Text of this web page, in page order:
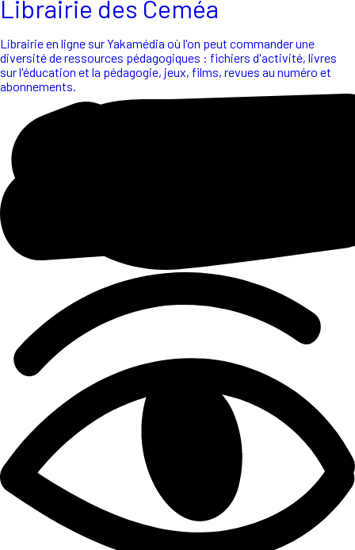
Librairie des Ceméa
Librairie en ligne sur Yakamédia où l'on peut commander une
diversité de ressources pédagogiques : fichiers d'activité, livres
sur l'éducation et la pédagogie, jeux, films, revues au numéro et
abonnements.